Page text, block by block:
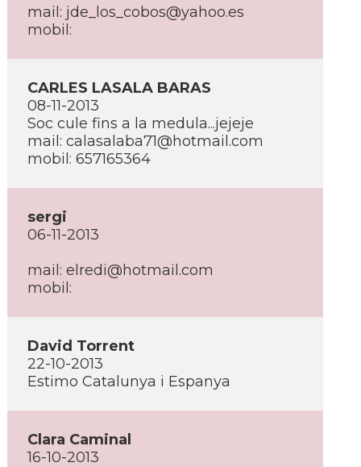
mail: jde_los_cobos@yahoo.es
mobil:
CARLES LASALA BARAS
08-11-2013
Soc cule fins a la medula...jejeje
mail: calasalaba71@hotmail.com
mobil: 657165364
sergi
06-11-2013
mail: elredi@hotmail.com
mobil:
David Torrent
22-10-2013
Estimo Catalunya i Espanya
Clara Caminal
16-10-2013